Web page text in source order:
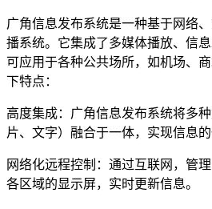
广角信息发布系统是一种基于网络
播系统。它集成了多媒体播放、信
可应用于各种公共场所，如机场、
下特点：
高度集成：广角信息发布系统将多
片、文字）融合于一体，实现信息的
网络化远程控制：通过互联网，管
各区域的显示屏，实时更新信息。